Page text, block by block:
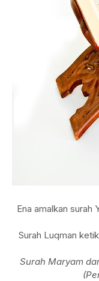
Ena amalkan surah
Surah Luqman
Surah Maryam